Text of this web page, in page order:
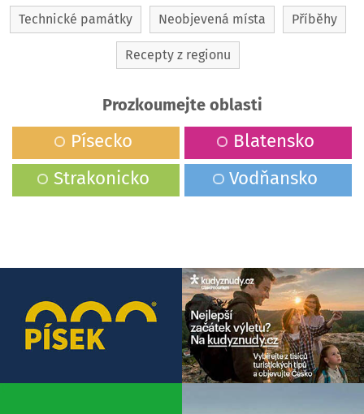
Technické památky Neobjevená místa Příběhy
Recepty z regionu
Prozkoumejte oblasti
Písecko
Blatensko
Strakonicko
Vodňansko